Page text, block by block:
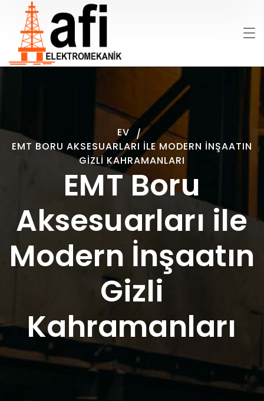
EMT Boru
Aksesuarları ile
Modern İnşaatın
Gizli
Kahramanları
EV
EMT BORU AKSESUARLARI ILE MODERN İNŞAATIN
GIZLI KAHRAMANLARI